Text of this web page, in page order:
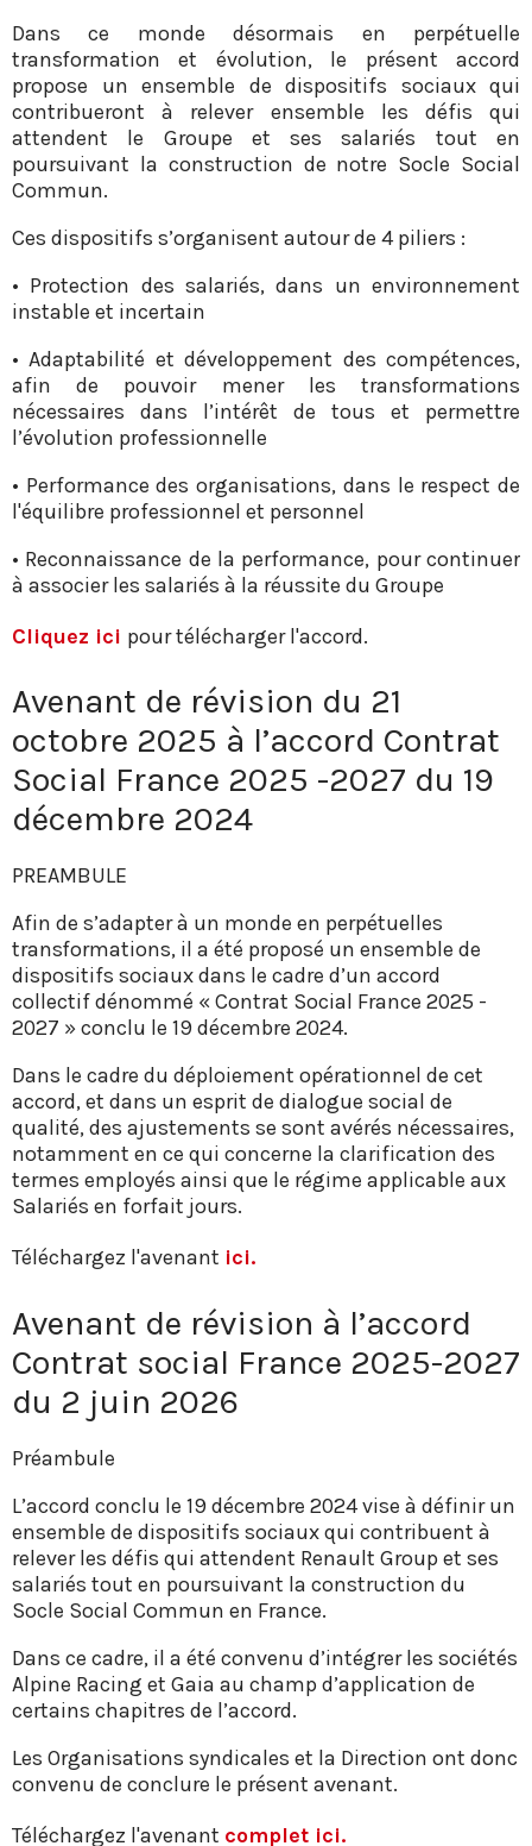
Dans ce monde désormais en perpétuelle
transformation et évolution, le présent accord
propose un ensemble de dispositifs sociaux qui
contribueront à relever ensemble les défis qui
attendent le Groupe et ses salariés tout en
poursuivant la construction de notre Socle Social
Commun.
Ces dispositifs s’organisent autour de 4 piliers :
• Protection des salariés, dans un environnement
instable et incertain
• Adaptabilité et développement des compétences,
afin de pouvoir mener les transformations
nécessaires dans l’intérêt de tous et permettre
l’évolution professionnelle
• Performance des organisations, dans le respect de
l'équilibre professionnel et personnel
• Reconnaissance de la performance, pour continuer
à associer les salariés à la réussite du Groupe
Cliquez ici pour télécharger l'accord.
Avenant de révision du 21
octobre 2025 à l’accord Contrat
Social France 2025 -2027 du 19
décembre 2024
PREAMBULE
Afin de s’adapter à un monde en perpétuelles
transformations, il a été proposé un ensemble de
dispositifs sociaux dans le cadre d’un accord
collectif dénommé « Contrat Social France 2025 -
2027 » conclu le 19 décembre 2024.
Dans le cadre du déploiement opérationnel de cet
accord, et dans un esprit de dialogue social de
qualité, des ajustements se sont avérés nécessaires,
notamment en ce qui concerne la clarification des
termes employés ainsi que le régime applicable aux
Salariés en forfait jours.
Téléchargez l'avenant ici.
Avenant de révision à l’accord
Contrat social France 2025-2027
du 2 juin 2026
Préambule
L’accord conclu le 19 décembre 2024 vise à définir un
ensemble de dispositifs sociaux qui contribuent à
relever les défis qui attendent Renault Group et ses
salariés tout en poursuivant la construction du
Socle Social Commun en France.
Dans ce cadre, il a été convenu d’intégrer les sociétés
Alpine Racing et Gaia au champ d’application de
certains chapitres de l’accord.
Les Organisations syndicales et la Direction ont donc
convenu de conclure le présent avenant.
Téléchargez l'avenant complet ici.